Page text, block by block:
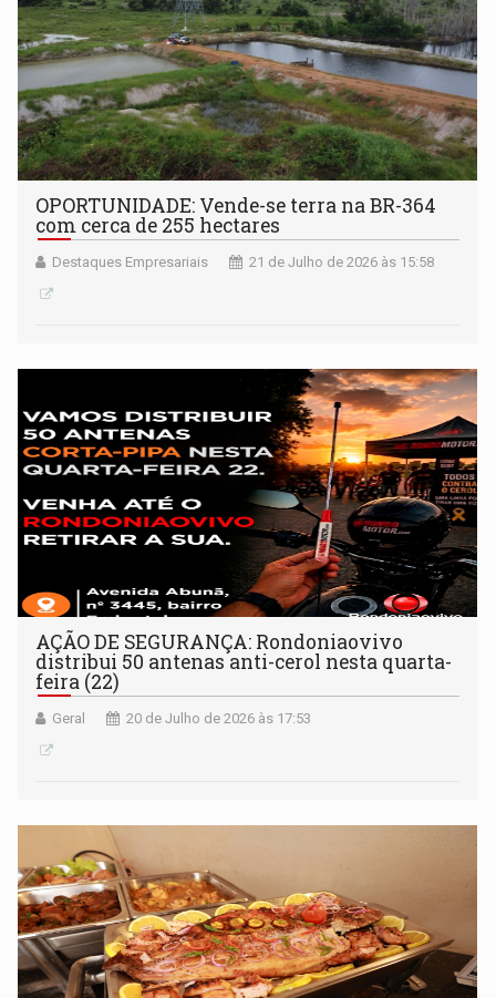
OPORTUNIDADE: Vende-se terra na BR-364
com cerca de 255 hectares
Destaques Empresariais 21 de Julho de 2026 às 15:58
AÇÃO DE SEGURANÇA: Rondoniaovivo
distribui 50 antenas anti-cerol nesta quarta-
feira (22)
Geral 20 de Julho de 2026 às 17:53